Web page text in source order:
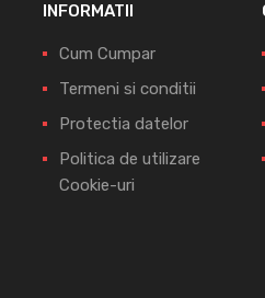
INFORMATII
Cum Cumpar
Termeni si conditii
Protectia datelor
Politica de utilizare
Cookie-uri